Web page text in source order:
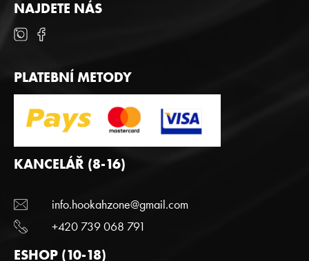
NAJDETE NÁS
PLATEBNÍ METODY
KANCELÁŘ (8-16)
info.hookahzone@gmail.com
+420 739 068 791
ESHOP (10-18)